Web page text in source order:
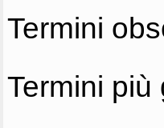
Termini
Termini più